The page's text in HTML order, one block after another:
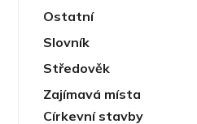
Ostatní
Slovník
Středověk
Zajímavá místa
Církevní stavby